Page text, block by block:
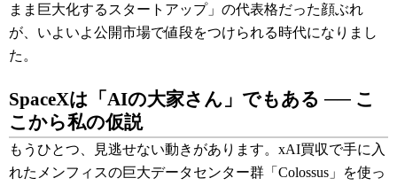
まま巨大化するスタートアップ」の代表格だった顔ぶれ
が、いよいよ公開市場で値段をつけられる時代になりまし
た。
SpaceXは「AIの大家さん」でもある ── こ
こから私の仮説
もうひとつ、見逃せない動きがあります。xAI買収で手に入
れたメンフィスの巨大データセンター群「Colossus」を使っ